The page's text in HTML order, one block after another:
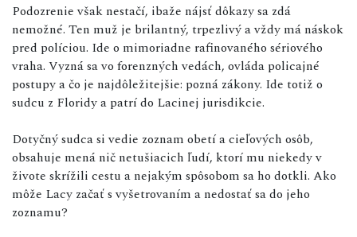
Podozrenie však nestačí, ibaže nájsť dôkazy sa zdá
nemožné. Ten muž je brilantný, trpezlivý a vždy má náskok
pred políciou. Ide o mimoriadne rafinovaného sériového
vraha. Vyzná sa vo forenzných vedách, ovláda policajné
postupy a čo je najdôležitejšie: pozná zákony. Ide totiž o
sudcu z Floridy a patrí do Lacinej jurisdikcie.
Dotyčný sudca si vedie zoznam obetí a cieľových osôb,
obsahuje mená nič netušiacich ľudí, ktorí mu niekedy v
živote skrížili cestu a nejakým spôsobom sa ho dotkli. Ako
môže Lacy začať s vyšetrovaním a nedostať sa do jeho
zoznamu?